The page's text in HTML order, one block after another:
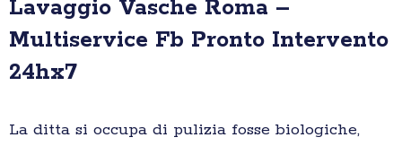
Lavaggio Vasche Roma –
Multiservice Fb Pronto Intervento
24hx7
La ditta si occupa di pulizia fosse biologiche,